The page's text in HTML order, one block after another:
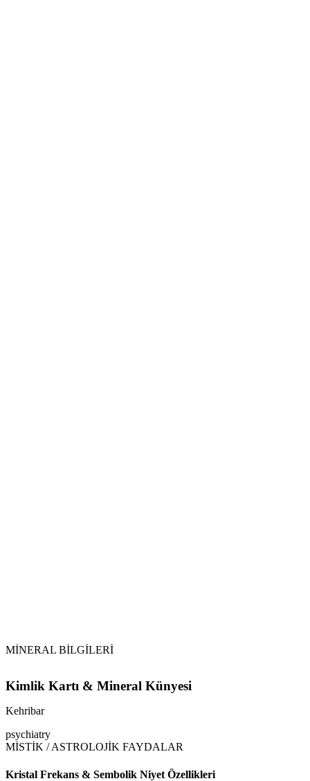
MİNERAL BİLGİLERİ
Kimlik Kartı & Mineral Künyesi
Kehribar
psychiatry
MİSTİK / ASTROLOJİK FAYDALAR
Kristal Frekans & Sembolik Niyet Özellikleri